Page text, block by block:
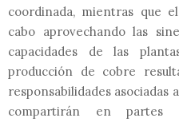
coordinada, mientras que
cabo aprovechando las
capacidades de las
producción de cobre
responsabilidades asociadas
compartirán en partes